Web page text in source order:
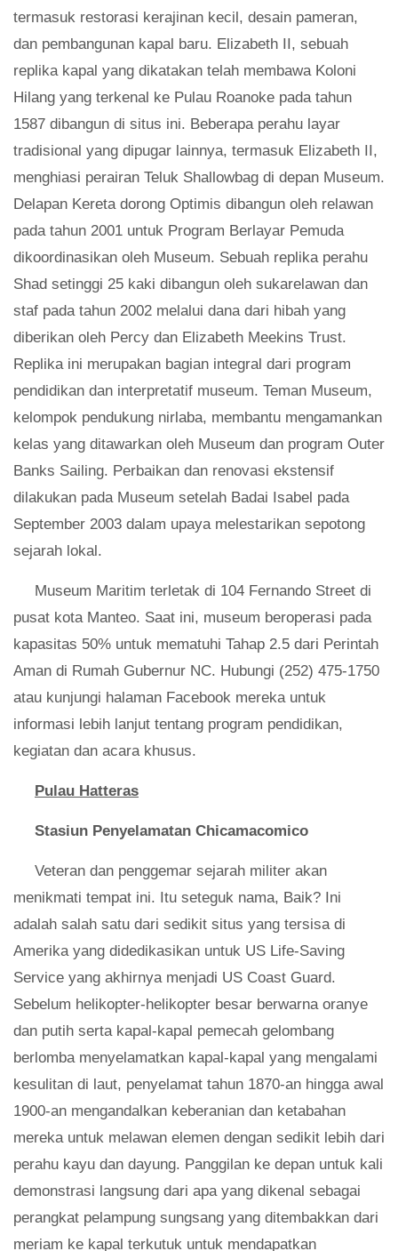
termasuk restorasi kerajinan kecil, desain pameran,
dan pembangunan kapal baru. Elizabeth II, sebuah
replika kapal yang dikatakan telah membawa Koloni
Hilang yang terkenal ke Pulau Roanoke pada tahun
1587 dibangun di situs ini. Beberapa perahu layar
tradisional yang dipugar lainnya, termasuk Elizabeth II,
menghiasi perairan Teluk Shallowbag di depan Museum.
Delapan Kereta dorong Optimis dibangun oleh relawan
pada tahun 2001 untuk Program Berlayar Pemuda
dikoordinasikan oleh Museum. Sebuah replika perahu
Shad setinggi 25 kaki dibangun oleh sukarelawan dan
staf pada tahun 2002 melalui dana dari hibah yang
diberikan oleh Percy dan Elizabeth Meekins Trust.
Replika ini merupakan bagian integral dari program
pendidikan dan interpretatif museum. Teman Museum,
kelompok pendukung nirlaba, membantu mengamankan
kelas yang ditawarkan oleh Museum dan program Outer
Banks Sailing. Perbaikan dan renovasi ekstensif
dilakukan pada Museum setelah Badai Isabel pada
September 2003 dalam upaya melestarikan sepotong
sejarah lokal.
Museum Maritim terletak di 104 Fernando Street di
pusat kota Manteo. Saat ini, museum beroperasi pada
kapasitas 50% untuk mematuhi Tahap 2.5 dari Perintah
Aman di Rumah Gubernur NC. Hubungi (252) 475-1750
atau kunjungi halaman Facebook mereka untuk
informasi lebih lanjut tentang program pendidikan,
kegiatan dan acara khusus.
Pulau Hatteras
Stasiun Penyelamatan Chicamacomico
Veteran dan penggemar sejarah militer akan
menikmati tempat ini. Itu seteguk nama, Baik? Ini
adalah salah satu dari sedikit situs yang tersisa di
Amerika yang didedikasikan untuk US Life-Saving
Service yang akhirnya menjadi US Coast Guard.
Sebelum helikopter-helikopter besar berwarna oranye
dan putih serta kapal-kapal pemecah gelombang
berlomba menyelamatkan kapal-kapal yang mengalami
kesulitan di laut, penyelamat tahun 1870-an hingga awal
1900-an mengandalkan keberanian dan ketabahan
mereka untuk melawan elemen dengan sedikit lebih dari
perahu kayu dan dayung. Panggilan ke depan untuk kali
demonstrasi langsung dari apa yang dikenal sebagai
perangkat pelampung sungsang yang ditembakkan dari
meriam ke kapal terkutuk untuk mendapatkan